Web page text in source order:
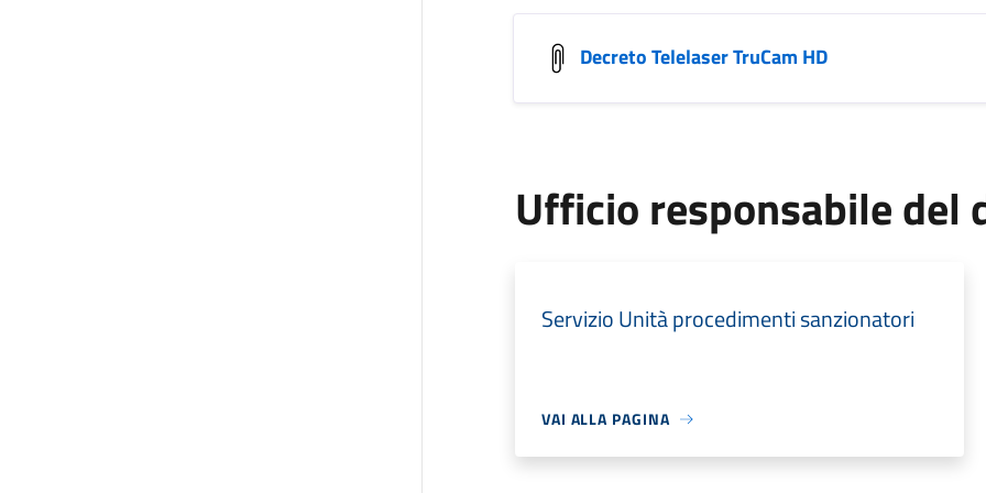
Decreto Telelaser TruCam HD
Ufficio responsabile del
Servizio Unità procedimenti sanzionatori
VAI ALLA PAGINA